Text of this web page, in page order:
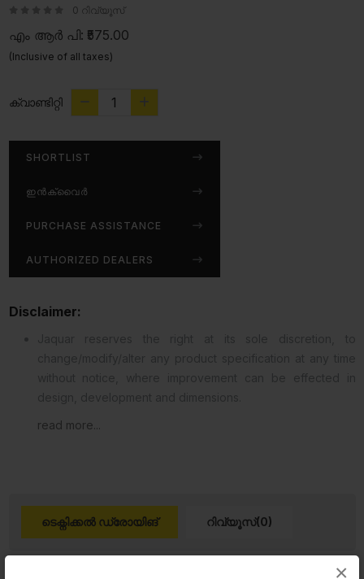
×
0 റിവ്യൂസ്
എം ആർ പി: ₹575.00
(Inclusive of all taxes)
ക്വാണ്ടിറ്റി
SHORTLIST
ഇൻക്വൈർ
PURCHASE ASSISTANCE
AUTHORIZED DEALERS
Disclaimer:
read more...
ടെക്നിക്കൽ ഡ്രോയിങ് റിവ്യൂസ്(0)